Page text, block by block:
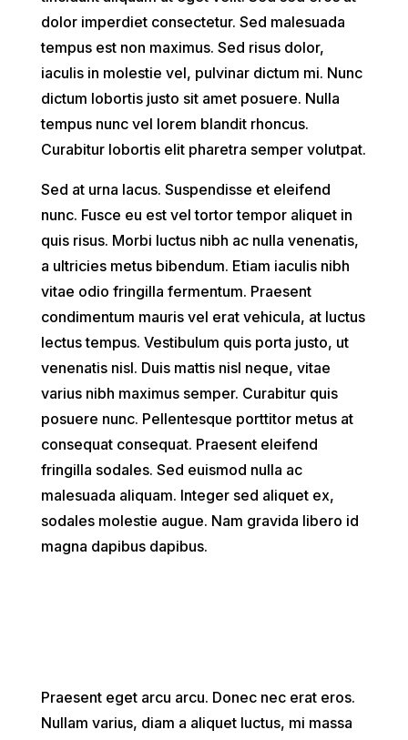
dolor imperdiet consectetur. Sed malesuada
tempus est non maximus. Sed risus dolor,
iaculis in molestie vel, pulvinar dictum mi. Nunc
dictum lobortis justo sit amet posuere. Nulla
tempus nunc vel lorem blandit rhoncus.
Curabitur lobortis elit pharetra semper volutpat.
Sed at urna lacus. Suspendisse et eleifend
nunc. Fusce eu est vel tortor tempor aliquet in
quis risus. Morbi luctus nibh ac nulla venenatis,
a ultricies metus bibendum. Etiam iaculis nibh
vitae odio fringilla fermentum. Praesent
condimentum mauris vel erat vehicula, at luctus
lectus tempus. Vestibulum quis porta justo, ut
venenatis nisl. Duis mattis nisl neque, vitae
varius nibh maximus semper. Curabitur quis
posuere nunc. Pellentesque porttitor metus at
consequat consequat. Praesent eleifend
fringilla sodales. Sed euismod nulla ac
malesuada aliquam. Integer sed aliquet ex,
sodales molestie augue. Nam gravida libero id
magna dapibus dapibus.
Praesent eget arcu arcu. Donec nec erat eros.
Nullam varius, diam a aliquet luctus, mi massa